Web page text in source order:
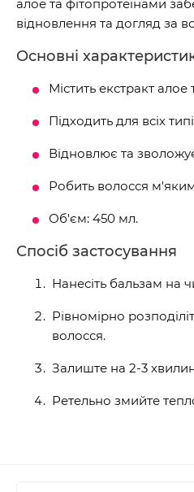
алое та фітопротеїнами
відновлення та догляд за
Основні
Містить екстракт алое
Підходить для всіх
Відновлює та
Робить волосся
Об'єм: 450 мл.
Спосіб застосування
Нанесіть бальзам на
Рівномірно
волосся.
Залиште на 2-3
Ретельно змийте